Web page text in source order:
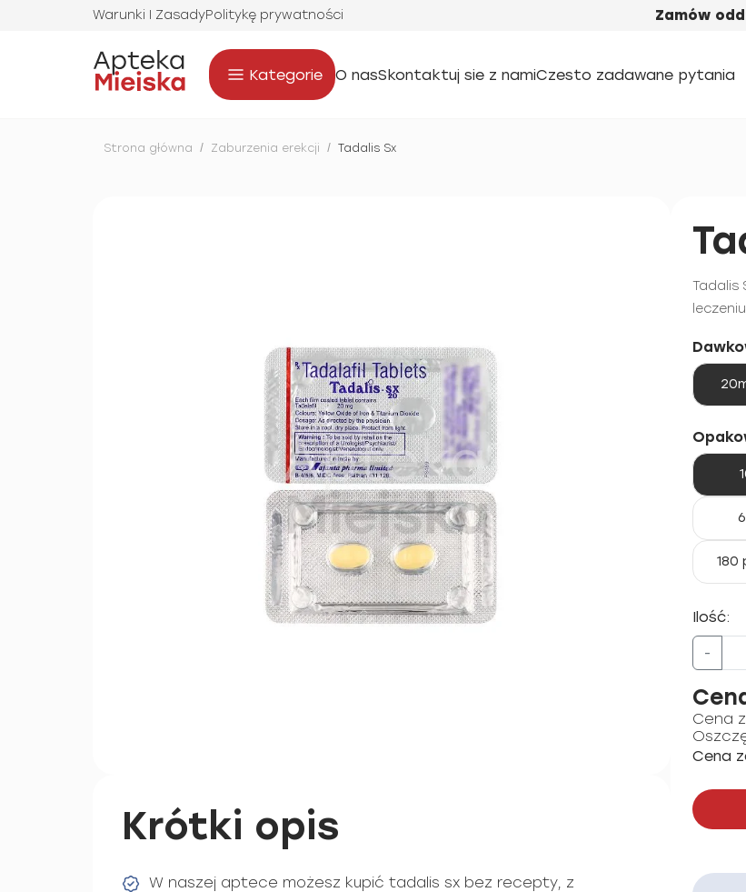
Warunki I ZasadyPolitykę prywatności Zamów
Kategorie O nasSkontaktuj sie z namiCzesto zadawane pytania
Strona główna / Zaburzenia erekcji / Tadalis Sx
Krótki opis
W naszej aptece możesz kupić tadalis sx bez recepty, z
Tadalis
180
Ilość:
-
Cena
Cena